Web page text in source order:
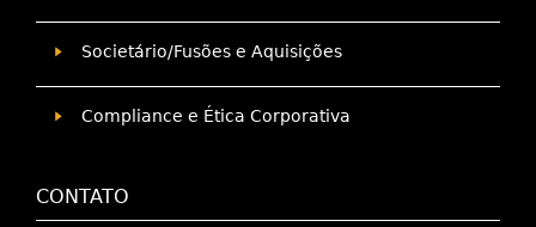
Societário/Fusões e Aquisições
Compliance e Ética Corporativa
CONTATO